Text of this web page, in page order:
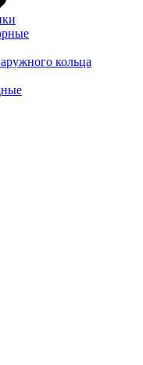
кольца